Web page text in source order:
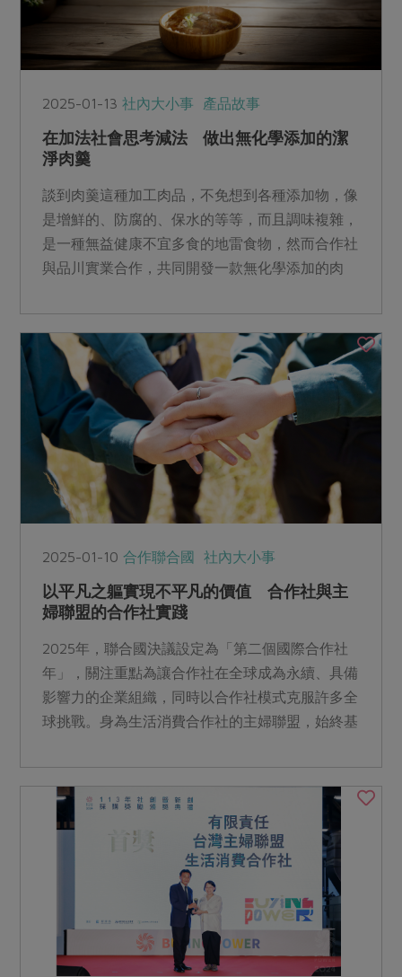
2025-01-13社內大小事 產品故事
在加法社會思考減法 做出無化學添加的潔
淨肉羹
談到肉羹這種加工肉品，不免想到各種添加物，像
是增鮮的、防腐的、保水的等等，而且調味複雜，
是一種無益健康不宜多食的地雷食物，然而合作社
與品川實業合作，共同開發一款無化學添加的肉
2025-01-10合作聯合國 社內大小事
以平凡之軀實現不平凡的價值 合作社與主
婦聯盟的合作社實踐
2025年，聯合國決議設定為「第二個國際合作社
年」，關注重點為讓合作社在全球成為永續、具備
影響力的企業組織，同時以合作社模式克服許多全
球挑戰。身為生活消費合作社的主婦聯盟，始終基
經濟生活的目標下，落實合作社精神。